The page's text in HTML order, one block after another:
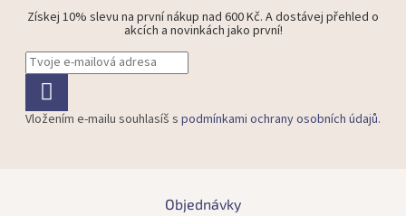
Získej 10% slevu na první nákup nad 600 Kč. A dostávej přehled o
akcích a novinkách jako první!
Vložením e-mailu souhlasíš s podmínkami ochrany osobních údajů.
Objednávky